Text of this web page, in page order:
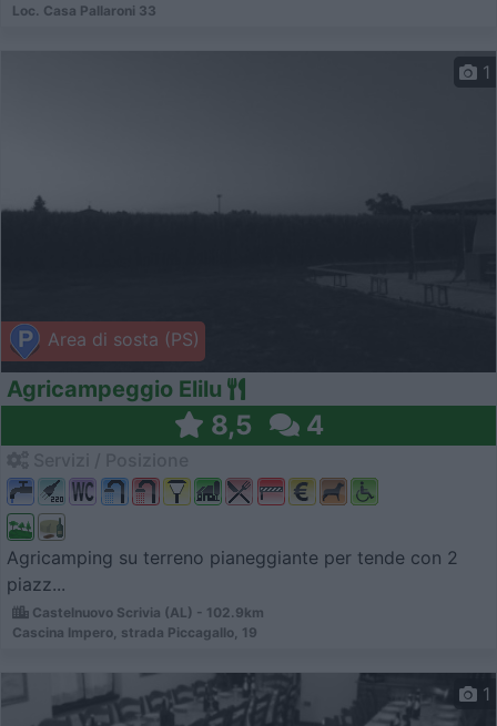
Loc. Casa Pallaroni 33
Area di sosta (PS)
1
Agricampeggio Elilu
8,5 4
Agricamping su terreno pianeggiante per tende con 2
piazz...
Castelnuovo Scrivia (AL) - 102.9km
Cascina Impero, strada Piccagallo, 19
1